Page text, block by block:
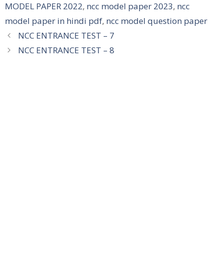
MODEL PAPER 2022, ncc model paper 2023, ncc
model paper in hindi pdf, ncc model question paper
NCC ENTRANCE TEST – 7
NCC ENTRANCE TEST – 8